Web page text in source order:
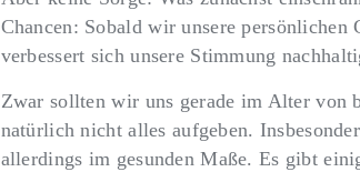
Chancen: Sobald wir unsere persönlichen
verbessert sich unsere Stimmung
Zwar sollten wir uns gerade im Alter von
natürlich nicht alles aufgeben.
allerdings im gesunden Maße. Es gibt